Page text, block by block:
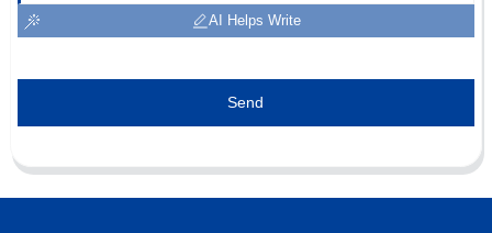
AI Helps Write
Send